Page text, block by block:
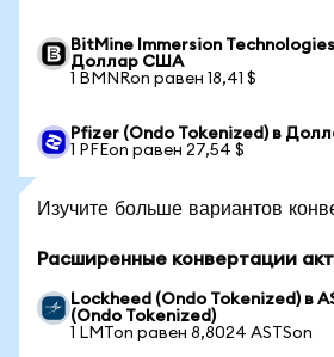
BitMine Immersion
Доллар США
1 BMNRon равен 18,41 $
Pfizer (Ondo Tokenized) в
1 PFEon равен 27,54 $
Изучите больше вариантов
Расширенные конвертации
Lockheed (Ondo Tokenized) в
(Ondo Tokenized)
1 LMTon равен 8,8024 ASTSon